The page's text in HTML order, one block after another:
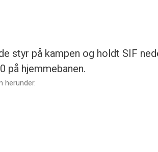
styr på kampen og holdt SIF
på hjemmebanen.
herunder.